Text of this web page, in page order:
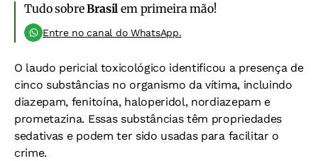
Tudo sobreBrasil em primeira mão!
Entre no canal do WhatsApp.
O laudo pericial toxicológico identificou a presença de
cinco substâncias no organismo da vítima, incluindo
diazepam, fenitoína, haloperidol, nordiazepam e
prometazina. Essas substâncias têm propriedades
sedativas e podem ter sido usadas para facilitar o
crime.